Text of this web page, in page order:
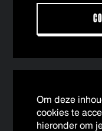
Om deze
cookies te
hieronder om